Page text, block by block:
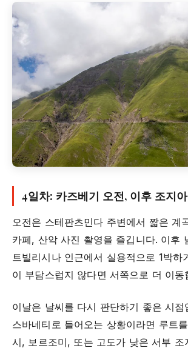
4일차: 카즈베기 오전, 이후 조지
오전은 스테판츠민다 주변에서 짧은 계
카페, 산악 사진 촬영을 즐깁니다. 이후
트빌리시나 인근에서 실용적으로 1박하
이 부담스럽지 않다면 서쪽으로 더 이동
이날은 날씨를 다시 판단하기 좋은 시점
스바네티로 들어오는 상황이라면 루트
시, 보르조미, 또는 고도가 낮은 서부 조